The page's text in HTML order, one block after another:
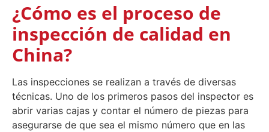
¿Cómo es el proceso de
inspección de calidad en
China?
Las inspecciones se realizan a través de diversas
técnicas. Uno de los primeros pasos del inspector es
abrir varias cajas y contar el número de piezas para
asegurarse de que sea el mismo número que en las